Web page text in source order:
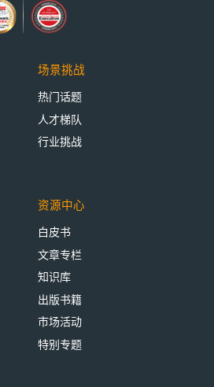
场景挑战
热门话题
人才梯队
行业挑战
资源中心
白皮书
文章专栏
知识库
出版书籍
市场活动
特别专题